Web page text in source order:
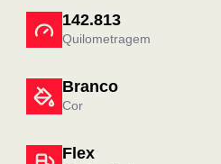
Branco
Cor
142.813
Quilometragem
Flex